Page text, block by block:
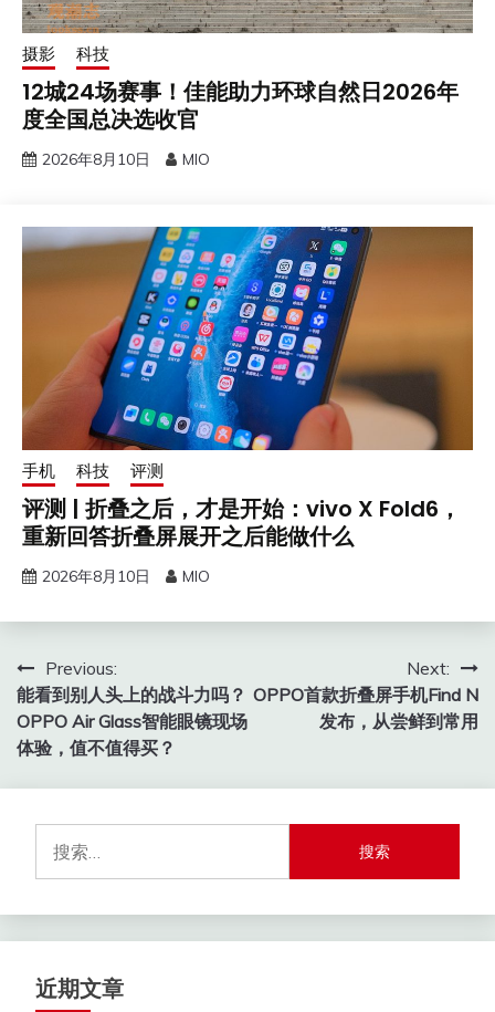
摄影 科技
12城24场赛事！佳能助力环球自然日2026年
度全国总决选收官
2026年8月10日 MIO
手机 科技 评测
评测 | 折叠之后，才是开始：vivo X Fold6，
重新回答折叠屏展开之后能做什么
2026年8月10日 MIO
文
章
导
航
Previous:
能看到别人头上的战斗力吗？
OPPO Air Glass智能眼镜现场
体验，值不值得买？
Next:
OPPO首款折叠屏手机Find N
发布，从尝鲜到常用
索：
近期文章